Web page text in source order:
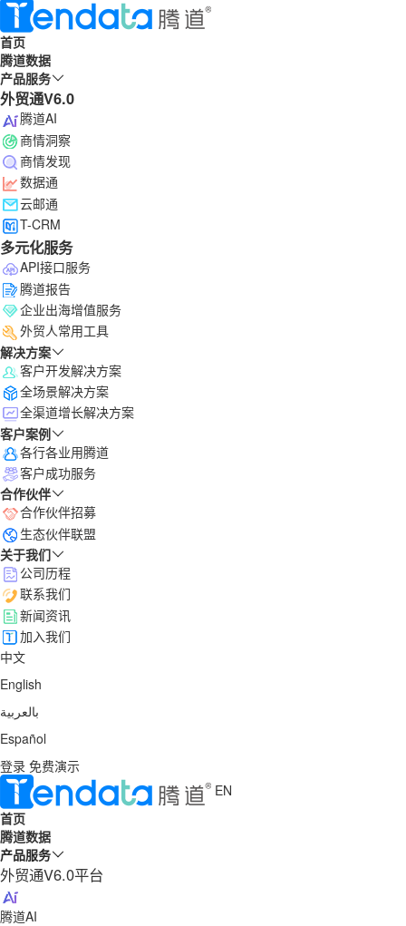
首页
腾道数据
产品服务
外贸通V6.0
腾道AI
商情洞察
商情发现
数据通
云邮通
T-CRM
多元化服务
API接口服务
腾道报告
企业出海增值服务
外贸人常用工具
解决方案
客户开发解决方案
全场景解决方案
全渠道增长解决方案
客户案例
各行各业用腾道
客户成功服务
合作伙伴
合作伙伴招募
生态伙伴联盟
关于我们
公司历程
联系我们
新闻资讯
加入我们
中文
English
بالعربية
Español
登录 免费演示
EN
首页
腾道数据
产品服务
外贸通V6.0平台
腾道AI